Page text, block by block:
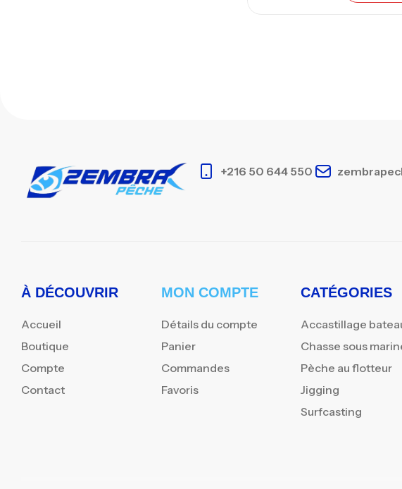
+216 50 644 550
À DÉCOUVRIR
Accueil
Boutique
Compte
Contact
MON COMPTE
Détails du compte
Panier
Commandes
Favoris
CATÉGORIES
Accastillage
Chasse sous
Pèche au flotteur
Jigging
Surfcasting